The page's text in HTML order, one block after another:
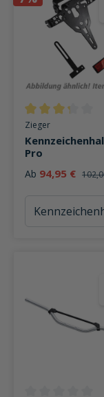
Durchschnittliche
Zieger
Pro
Ab 94,95 €